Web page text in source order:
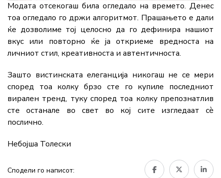
Модата отсекогаш била огледало на времето. Денес
тоа огледало го држи алгоритмот. Прашањето е дали
ќе дозволиме тој целосно да го дефинира нашиот
вкус или повторно ќе ја откриеме вредноста на
личниот стил, креативноста и автентичноста.
Зашто вистинската елеганција никогаш не се мери
според тоа колку брзо сте го купиле последниот
вирален тренд, туку според тоа колку препознатлив
сте останале во свет во кој сите изгледаат сè
послично.
Небојша Толески
Сподели го написот: